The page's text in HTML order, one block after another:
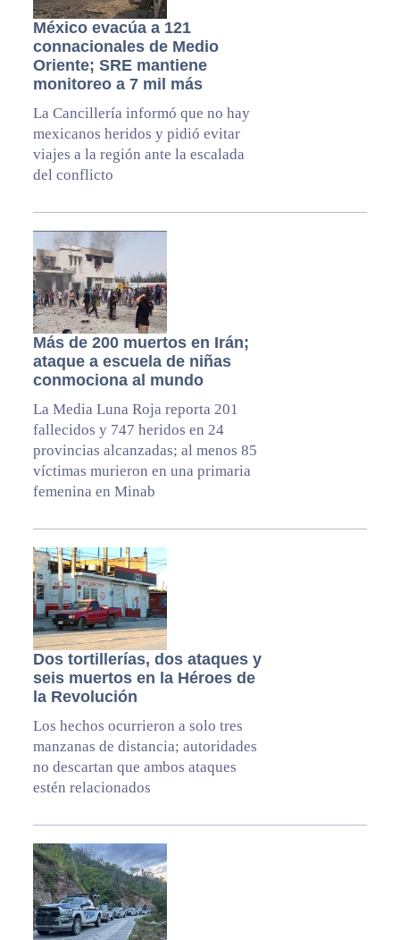
México evacúa a 121
connacionales de Medio
Oriente; SRE mantiene
monitoreo a 7 mil más
La Cancillería informó que no hay
mexicanos heridos y pidió evitar
viajes a la región ante la escalada
del conflicto
Más de 200 muertos en Irán;
ataque a escuela de niñas
conmociona al mundo
La Media Luna Roja reporta 201
fallecidos y 747 heridos en 24
provincias alcanzadas; al menos 85
víctimas murieron en una primaria
femenina en Minab
Dos tortillerías, dos ataques y
seis muertos en la Héroes de
la Revolución
Los hechos ocurrieron a solo tres
manzanas de distancia; autoridades
no descartan que ambos ataques
estén relacionados